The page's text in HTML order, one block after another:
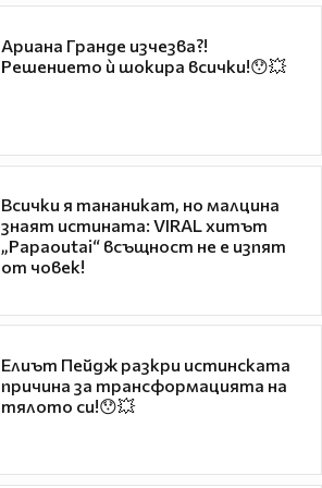
Ариана Гранде изчезва?!
Решението ѝ шокира всички!😯💥
Всички я тананикат, но малцина
знаят истината: VIRAL хитът
„Papaoutai“ всъщност не е изпят
от човек!
Елиът Пейдж разкри истинската
причина за трансформацията на
тялото си!😯💥